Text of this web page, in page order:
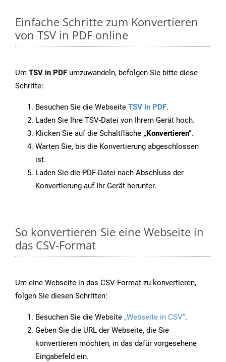
Einfache Schritte zum Konvertieren
von TSV in PDF online
Um TSV in PDF umzuwandeln, befolgen Sie bitte diese
Schritte:
Besuchen Sie die Webseite TSV in PDF.
Laden Sie Ihre TSV-Datei von Ihrem Gerät hoch.
Klicken Sie auf die Schaltfläche „Konvertieren“.
Warten Sie, bis die Konvertierung abgeschlossen
ist.
Laden Sie die PDF-Datei nach Abschluss der
Konvertierung auf Ihr Gerät herunter.
So konvertieren Sie eine Webseite in
das CSV-Format
Um eine Webseite in das CSV-Format zu konvertieren,
folgen Sie diesen Schritten:
Besuchen Sie die Website „Webseite in CSV“.
Geben Sie die URL der Webseite, die Sie
konvertieren möchten, in das dafür vorgesehene
Eingabefeld ein.